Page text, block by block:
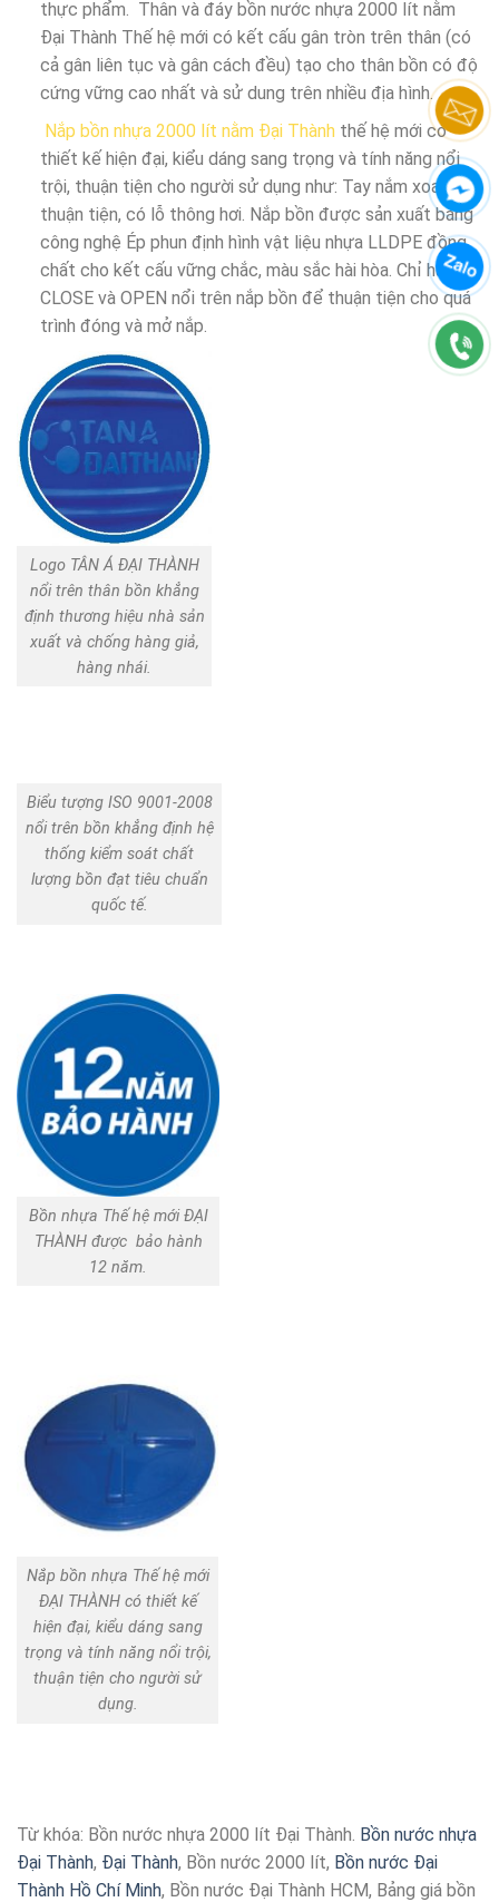
thực phẩm. Thân và đáy bồn nước nhựa 2000 lít nằm
Đại Thành Thế hệ mới có kết cấu gân tròn trên thân (có
cả gân liên tục và gân cách đều) tạo cho thân bồn có độ
cứng vững cao nhất và sử dung trên nhiều địa hình.
Nắp bồn nhựa 2000 lít nằm Đại Thành thế hệ mới có
thiết kế hiện đại, kiểu dáng sang trọng và tính năng nổi
trội, thuận tiện cho người sử dụng như: Tay nắm xoay ren
thuận tiện, có lỗ thông hơi. Nắp bồn được sản xuất bằng
công nghệ Ép phun định hình vật liệu nhựa LLDPE đồng
chất cho kết cấu vững chắc, màu sắc hài hòa. Chỉ hường
CLOSE và OPEN nổi trên nắp bồn để thuận tiện cho quá
trình đóng và mở nắp.
Logo TÂN Á ĐẠI THÀNH
nổi trên thân bồn khẳng
định thương hiệu nhà sản
xuất và chống hàng giả,
hàng nhái.
Biểu tượng ISO 9001-2008
nổi trên bồn khẳng định hệ
thống kiểm soát chất
lượng bồn đạt tiêu chuẩn
quốc tế.
Bồn nhựa Thế hệ mới ĐẠI
THÀNH được bảo hành
12 năm.
Nắp bồn nhựa Thế hệ mới
ĐẠI THÀNH có thiết kế
hiện đại, kiểu dáng sang
trọng và tính năng nổi trội,
thuận tiện cho người sử
dụng.
Từ khóa: Bồn nước nhựa 2000 lít Đại Thành. Bồn nước nhựa
Đại Thành, Đại Thành, Bồn nước 2000 lít, Bồn nước Đại
Thành Hồ Chí Minh, Bồn nước Đại Thành HCM, Bảng giá bồn